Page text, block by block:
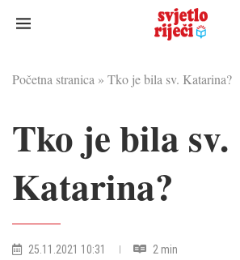
Početna stranica » Tko je bila sv. Katarina?
Tko je bila sv.
Katarina?
25.11.2021 10:31 2 min